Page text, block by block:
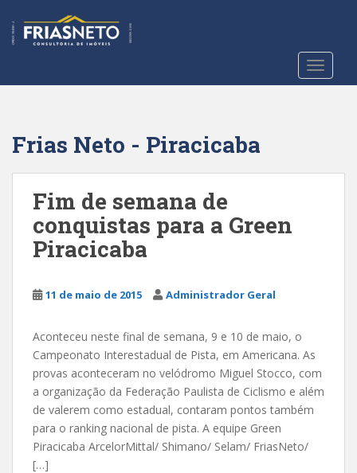
t
Frias Neto - Piracicaba
Fim de semana de
conquistas para a Green
Piracicaba
11 de maio de 2015 Administrador Geral
Aconteceu neste final de semana, 9 e 10 de maio, o
Campeonato Interestadual de Pista, em Americana. As
provas aconteceram no velódromo Miguel Stocco, com
a organização da Federação Paulista de Ciclismo e além
de valerem como estadual, contaram pontos também
para o ranking nacional de pista. A equipe Green
Piracicaba ArcelorMittal/ Shimano/ Selam/ FriasNeto/
[…]